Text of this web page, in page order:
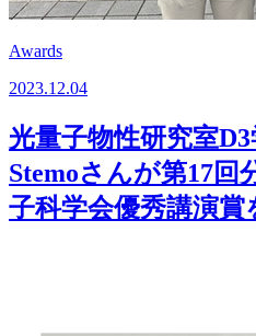
Awards
2023.12.04
光量子物性研究室
Stemoさんが第17回
子科学会優秀講演賞